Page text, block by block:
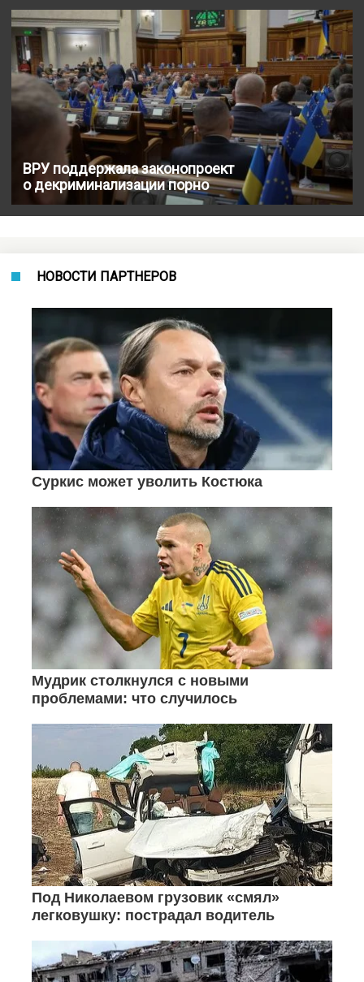
ВРУ поддержала законопроект
о декриминализации порно
НОВОСТИ ПАРТНЕРОВ